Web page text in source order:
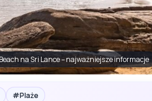
na Sri Lance – najważniejsze informacje
#Plaże